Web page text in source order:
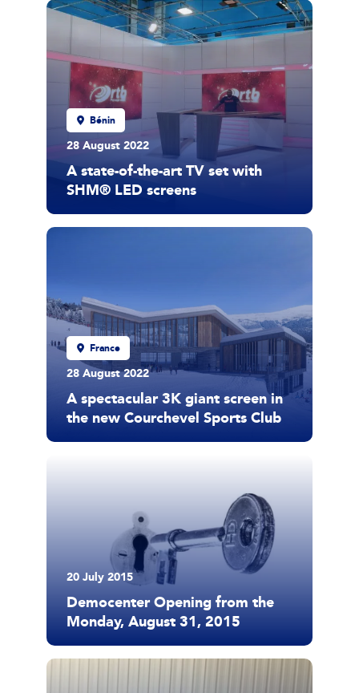
Bénin
28 August 2022
A state-of-the-art TV set with
SHM® LED screens
France
28 August 2022
A spectacular 3K giant screen in
the new Courchevel Sports Club
20 July 2015
Democenter Opening from the
Monday, August 31, 2015